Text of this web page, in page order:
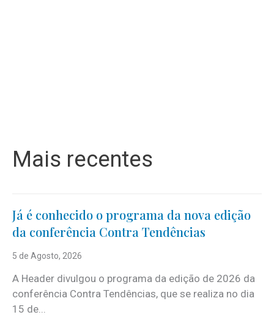
Mais recentes
Já é conhecido o programa da nova edição
da conferência Contra Tendências
5 de Agosto, 2026
A Header divulgou o programa da edição de 2026 da
conferência Contra Tendências, que se realiza no dia
15 de...